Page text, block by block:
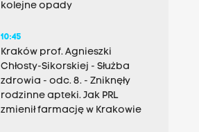
kolejne opady
10:45
Kraków prof. Agnieszki
Chłosty-Sikorskiej - Służba
zdrowia - odc. 8. - Zniknęły
rodzinne apteki. Jak PRL
zmienił farmację w Krakowie